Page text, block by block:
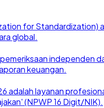
for Standardization)
global.
independen
keuangan.
adalah layanan
(NPWP 16 Digit/NIK).